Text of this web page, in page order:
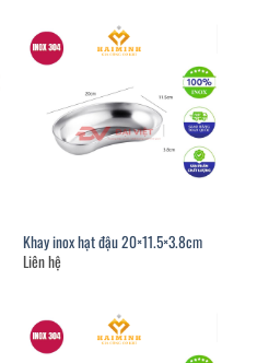
Khay inox hạt đậu 20×11.5×3.8cm
Liên hệ